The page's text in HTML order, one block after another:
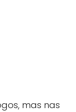
mas nas